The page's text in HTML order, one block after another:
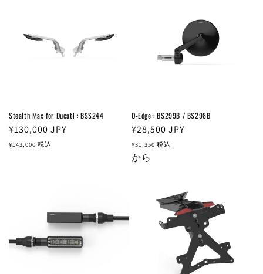
Stealth Max for Ducati : BSS244
通
常
¥130,000 JPY
¥143,000 税込
O-Edge : BS299B / BS298B
通
常
価
¥28,500 JPY
¥31,350 税込
から